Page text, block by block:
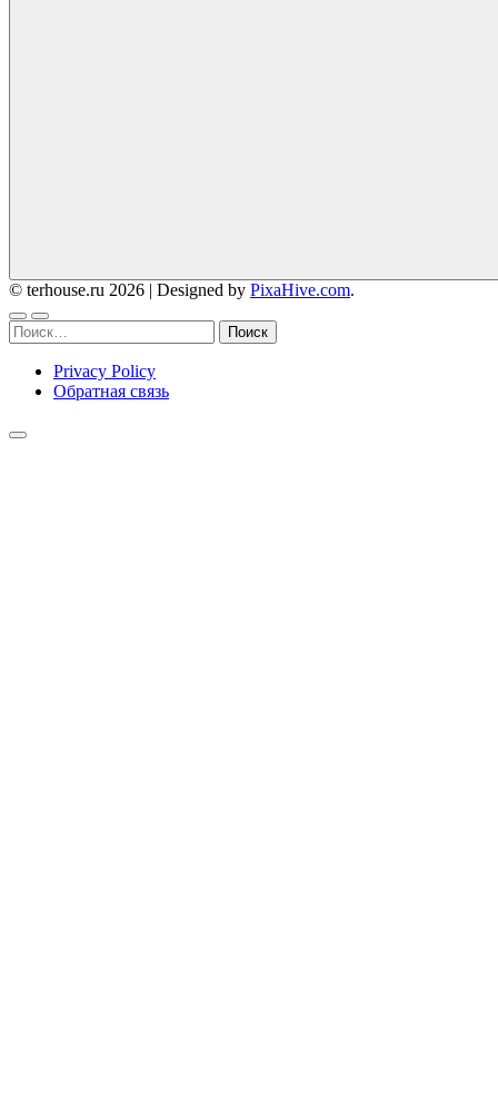
© terhouse.ru 2026 | Designed by PixaHive.com.
Найти:
Privacy Policy
Обратная связь